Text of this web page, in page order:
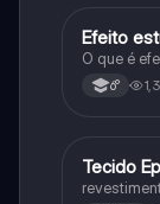
Ciência
Efeito
O que é
6°
Ciência
Tecido